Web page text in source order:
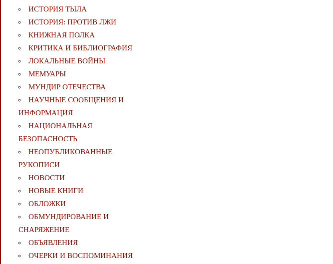
ИСТОРИЯ ТЫЛА
ИСТОРИЯ: ПРОТИВ ЛЖИ
КНИЖНАЯ ПОЛКА
КРИТИКА И БИБЛИОГРАФИЯ
ЛОКАЛЬНЫЕ ВОЙНЫ
МЕМУАРЫ
МУНДИР ОТЕЧЕСТВА
НАУЧНЫЕ СООБЩЕНИЯ И
ИНФОРМАЦИЯ
НАЦИОНАЛЬНАЯ
БЕЗОПАСНОСТЬ
НЕОПУБЛИКОВАННЫЕ
РУКОПИСИ
НОВОСТИ
НОВЫЕ КНИГИ
ОБЛОЖКИ
ОБМУНДИРОВАНИЕ И
СНАРЯЖЕНИЕ
ОБЪЯВЛЕНИЯ
ОЧЕРКИ И ВОСПОМИНАНИЯ